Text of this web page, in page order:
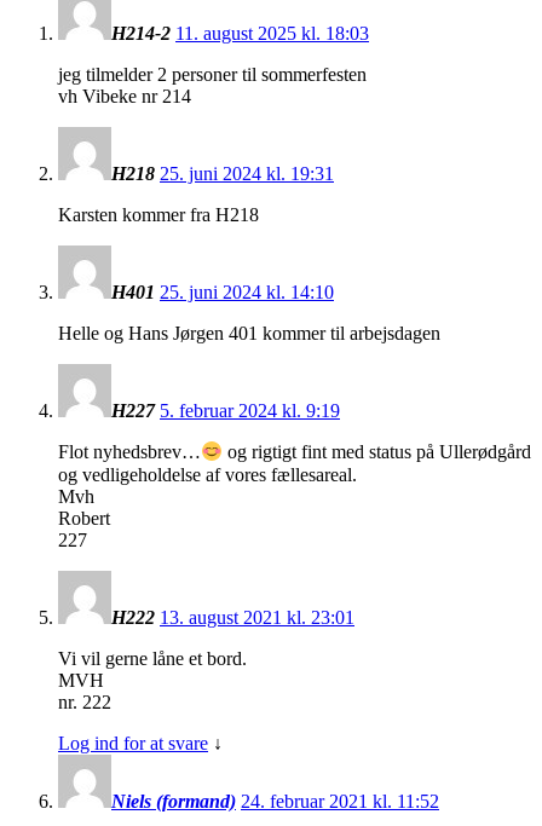
H214-2 11. august 2025 kl. 18:03
jeg tilmelder 2 personer til sommerfesten
vh Vibeke nr 214
H218 25. juni 2024 kl. 19:31
Karsten kommer fra H218
H401 25. juni 2024 kl. 14:10
Helle og Hans Jørgen 401 kommer til arbejsdagen
H227 5. februar 2024 kl. 9:19
Flot nyhedsbrev…
og rigtigt fint med status på Ullerødgård
og vedligeholdelse af vores fællesareal.
Mvh
Robert
227
H222 13. august 2021 kl. 23:01
Vi vil gerne låne et bord.
MVH
nr. 222
Log ind for at svare ↓
Niels (formand) 24. februar 2021 kl. 11:52